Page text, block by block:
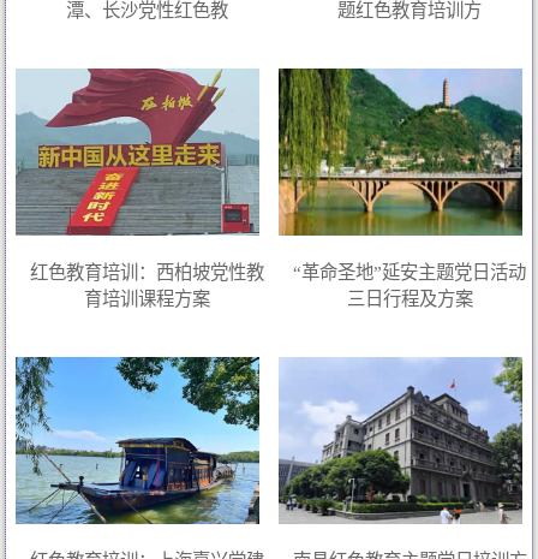
潭、长沙党性红色教
题红色教育培训方
红色教育培训：西柏坡党性教
育培训课程方案
“革命圣地”延安主题党日活动
三日行程及方案